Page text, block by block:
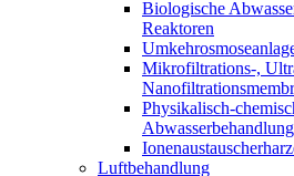
Biologische
Reaktoren
Mikrofiltrations-,
Physikalisch-
Luftbehandlung